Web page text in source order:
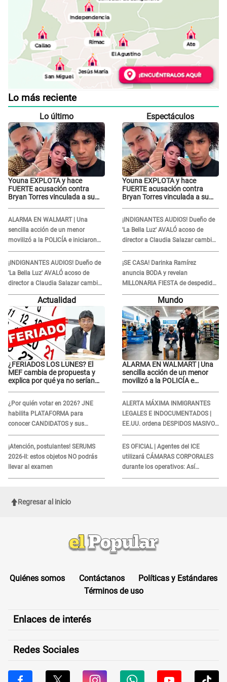
Lo más reciente
Lo último
Youna EXPLOTA y hace
FUERTE acusación contra
Bryan Torres vinculada a su
ALARMA EN WALMART | Una
sencilla acción de un menor
movilizó a la POLICÍA e iniciaron
una investigación por lo hallado:
¿Qué ocurrió?
¡INDIGNANTES AUDIOS! Dueño de
'La Bella Luz' AVALÓ acoso de
director a Claudia Salazar cambio
de darle TEMAS musicales:
"Depende..."
Espectáculos
Youna EXPLOTA y hace
FUERTE acusación contra
Bryan Torres vinculada a su
¡INDIGNANTES AUDIOS! Dueño de
'La Bella Luz' AVALÓ acoso de
director a Claudia Salazar cambio
de darle TEMAS musicales:
"Depende..."
¡SE CASA! Darinka Ramírez
anuncia BODA y revelan
MILLONARIA FIESTA de despedida
de soltera en una playa exclusiva:
“Solo mujeres...”
Actualidad
¿FERIADOS LOS LUNES? El
MEF cambia de propuesta y
explica por qué ya no serían
¿Por quién votar en 2026? JNE
habilita PLATAFORMA para
conocer CANDIDATOS y sus
propuestas
¡Atención, postulantes! SERUMS
2026-II: estos objetos NO podrás
llevar al examen
Mundo
ALARMA EN WALMART | Una
sencilla acción de un menor
movilizó a la POLICÍA e
lo hallado: ¿Qué ocurrió?
ALERTA MÁXIMA INMIGRANTES
LEGALES E INDOCUMENTADOS |
EE.UU. ordena DESPIDOS MASIVOS
y DEPORTACIONES a estos
extranjeros
ES OFICIAL | Agentes del ICE
utilizará CÁMARAS CORPORALES
durante los operativos: Así
afectará a inmigrantes
Regresar al inicio
Quiénes somos Contáctanos
Políticas y Estándares
Términos de uso
Enlaces de interés
Redes Sociales